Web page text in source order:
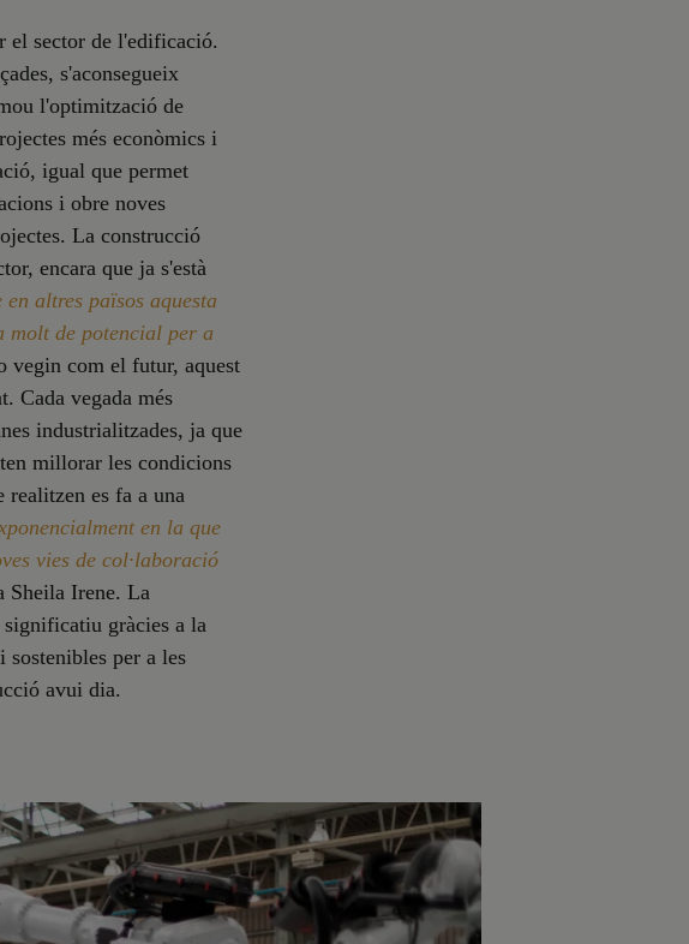
el sector de l'edificació.
s'aconsegueix
l'optimització de
més econòmics i
igual que permet
i obre noves
La construcció
encara que ja s'està
altres països aquesta
molt de potencial per a
vegin com el futur, aquest
Cada vegada més
industrialitzades, ja que
millorar les condicions
realitzen es fa a una
en la que
vies de col·laboració
Sheila Irene. La
gràcies a la
sostenibles per a les
avui dia.